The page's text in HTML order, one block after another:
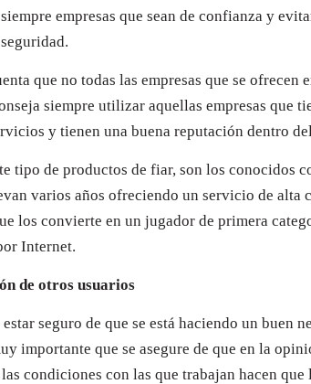
empresas que sean de confianza y
que no todas las empresas que se ofrecen
siempre utilizar aquellas empresas que
y tienen una buena reputación dentro
tipo de productos de fiar, son los conocidos
varios años ofreciendo un servicio de alta
los convierte en un jugador de primera
Internet.
de otros usuarios
seguro de que se está haciendo un buen
importante que se asegure de que en la
condiciones con las que trabajan hacen